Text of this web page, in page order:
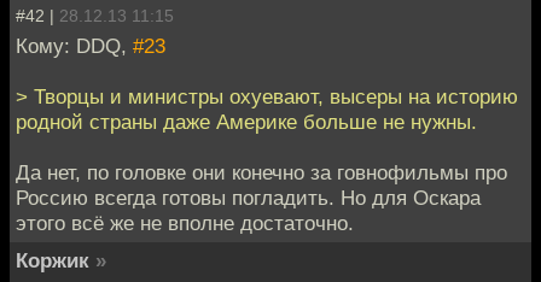
#42 | 28.12.13 11:15
Кому: DDQ, #23
> Творцы и министры охуевают, высеры на историю
родной страны даже Америке больше не нужны.
Да нет, по головке они конечно за говнофильмы про
Россию всегда готовы погладить. Но для Оскара
этого всё же не вполне достаточно.
Коржик »